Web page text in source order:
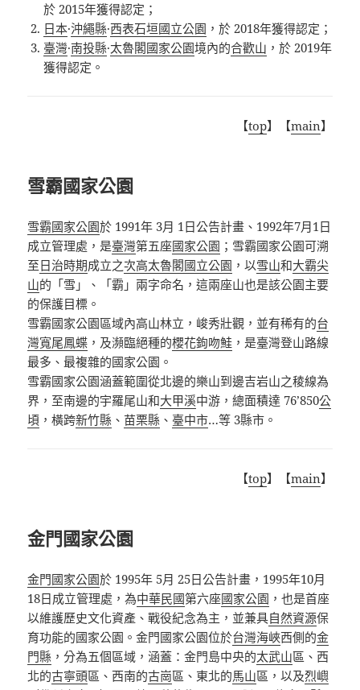
於2015年獲得認定；
日本·沖繩縣·西表石垣國立公園 ，於2018年獲得認定；
臺灣·南投縣·太魯閣國家公園境內的合歡山 ，於2019年
獲得認定。
【top】【main】
雪霸國家公園
雪霸國家公園於 1991年 3月 1日公告計畫、1992年7月1日
成立管理處，是臺灣第五座國家公園 ；雪霸國家公園可溯
至日治時期成立之次高太魯閣國立公園 ，以雪山和大霸尖
山的「雪」、「霸」兩字命名，這兩座山也是該公園主要
的保護目標。
雪霸國家公園區域內高山林立，峻秀壯觀，並有稀有的台
灣寬尾鳳蝶 ，及瀕臨絕種的櫻花鉤吻鮭 ，是臺灣登山路線
最多、最複雜的國家公園。
雪霸國家公園涵蓋範圍從北邊的樂山到邊吉岩山之稜線為
界，至南邊的宇羅尾山和大甲溪中游，總面積達 76’850公
頃 ，橫跨新竹縣 、 苗栗縣 、 臺中市…等 3縣市。
【top】【main】
金門國家公園
金門國家公園於 1995年 5月 25日公告計畫，1995年10月
18日成立管理處，為中華民國第六座國家公園 ，也是首座
以維護歷史文化資產、戰役紀念為主，並兼具自然資源保
育功能的國家公園。金門國家公園位於台灣海峽西側的金
門縣 ，分為五個區域，涵蓋：金門島中央的太武山區、西
北的古寧頭區、西南的古崗區、東北的馬山區，以及烈嶼